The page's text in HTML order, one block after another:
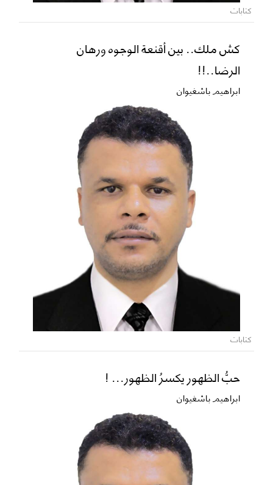
كتابات
كش ملك.. بين أقنعة الوجوه ورهان
الرضا..!!
ابراهيم باشغيوان
كتابات
حبُّ الظهور يكسرُ الظهور... !
ابراهيم باشغيوان